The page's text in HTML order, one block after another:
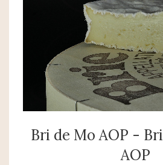
Bri de Mo AOP -
AOP